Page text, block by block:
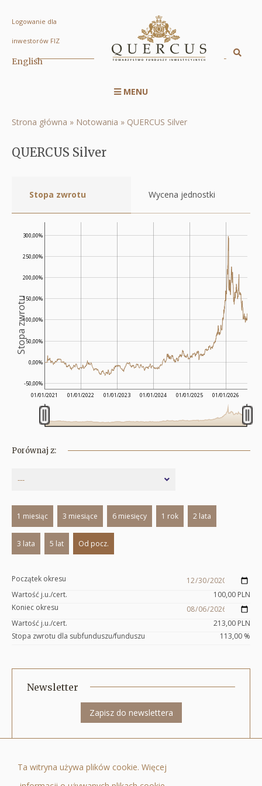
QUERCUS
Silver
S.A.
Logowanie dla
inwestorów FIZ
English
serwisu
MENU
Ścieżka
nawigacyjna
Strona główna Notowania QUERCUS Silver
QUERCUS Silver
Stopa zwrotu Wycena jednostki
Stopa zwrotu
-50,00%
0,00%
50,00%
100,00%
150,00%
200,00%
250,00%
300,00%
01/01/2021 01/01/2022 01/01/2023 01/01/2024 01/01/2025 01/01/2026
Porównaj z:
---
1 miesiąc 3 miesiące 6 miesięcy 1 rok 2 lata
3 lata 5 lat Od pocz.
Początek okresu
Wartość j.u./cert.
100,00 PLN
Koniec okresu
Wartość j.u./cert.
213,00 PLN
Stopa zwrotu dla subfunduszu/funduszu
113,00 %
Newsletter
Zapisz do newslettera
Świat 6/12, 00-400 Warszawa, tel.: +48 22 205 3000, fax: +48 22 205 3001, e-
Ta witryna używa plików cookie. Więcej